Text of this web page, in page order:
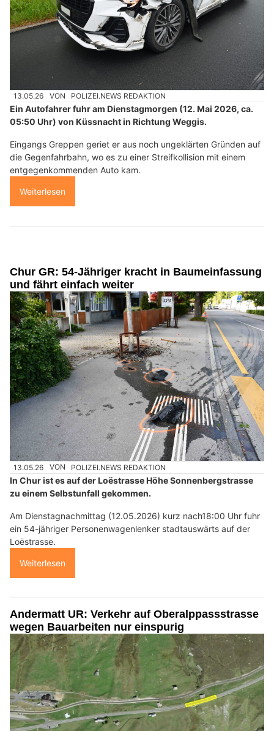
13.05.26 VON POLIZEI.NEWS REDAKTION
Ein Autofahrer fuhr am Dienstagmorgen (12. Mai 2026, ca.
05:50 Uhr) von Küssnacht in Richtung Weggis.
Eingangs Greppen geriet er aus noch ungeklärten Gründen auf
die Gegenfahrbahn, wo es zu einer Streifkollision mit einem
entgegenkommenden Auto kam.
Weiterlesen
Chur GR: 54-Jähriger kracht in Baumeinfassung
und fährt einfach weiter
13.05.26 VON POLIZEI.NEWS REDAKTION
In Chur ist es auf der Loëstrasse Höhe Sonnenbergstrasse
zu einem Selbstunfall gekommen.
Am Dienstagnachmittag (12.05.2026) kurz nach18:00 Uhr fuhr
ein 54-jähriger Personenwagenlenker stadtauswärts auf der
Loëstrasse.
Weiterlesen
Andermatt UR: Verkehr auf Oberalppassstrasse
wegen Bauarbeiten nur einspurig